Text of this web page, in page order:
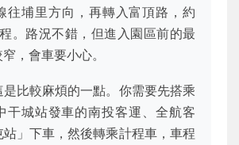
往埔里方向，再轉入富頂路，約
。路況不錯，但進入園區前的最
，會車要小心。
是比較麻煩的一點。你需要先搭乘
干城站發車的南投客運、全航客
」下車，然後轉乘計程車，車程